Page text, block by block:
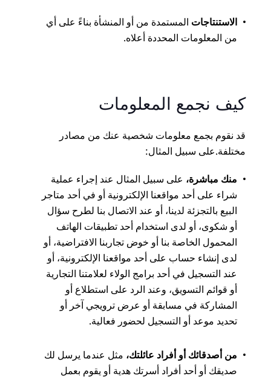
الاستنتاجات المستمدة من أو المنشأة بناءً على أي
من المعلومات المحددة أعلاه.
كيف نجمع المعلومات
قد نقوم بجمع معلومات شخصية عنك من مصادر
مختلفة.على سبيل المثال:
منك مباشرة، على سبيل المثال عند إجراء عملية
شراء على أحد مواقعنا الإلكترونية أو في أحد متاجر
البيع بالتجزئة لدينا، أو عند الاتصال بنا لطرح سؤال
أو شكوى، أو لدى استخدام أحد تطبيقات الهاتف
المحمول الخاصة بنا أو خوض تجاربنا الافتراضية، أو
لدى إنشاء حساب على أحد مواقعنا الإلكترونية، أو
عند التسجيل في أحد برامج الولاء لعلامتنا التجارية
أو قوائم التسويق، وعند الرد على استطلاع أو
المشاركة في مسابقة أو عرض ترويجي آخر أو
تحديد موعد أو التسجيل لحضور فعالية.
من أصدقائك أو أفراد عائلتك، مثل عندما يرسل لك
صديقك أو أحد أفراد أسرتك هدية أو يقوم بعمل